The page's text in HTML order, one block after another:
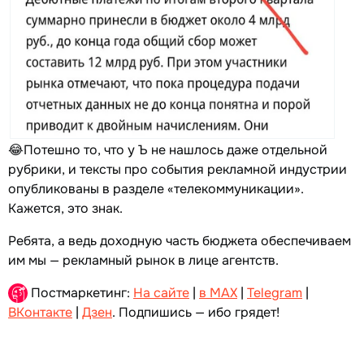
😂Потешно то, что у Ъ не нашлось даже отдельной
рубрики, и тексты про события рекламной индустрии
опубликованы в разделе «телекоммуникации».
Кажется, это знак.
Ребята, а ведь доходную часть бюджета обеспечиваем
им мы — рекламный рынок в лице агентств.
Постмаркетинг: На сайте | в MAX | Telegram |
ВКонтакте | Дзен. Подпишись — ибо грядет!